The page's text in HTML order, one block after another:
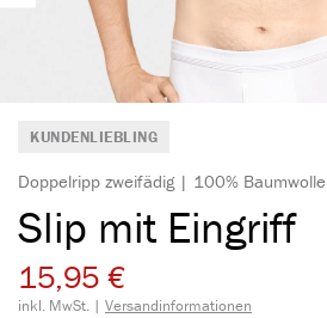
KUNDENLIEBLING
Doppelripp zweifädig | 100% Baumwolle
Slip mit Eingriff
15,95 €
inkl. MwSt. | Versandinformationen